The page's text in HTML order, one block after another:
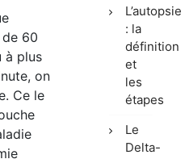
60
à plus
on
Ce le
L’autopsie
: la
définition
et
les
étapes
Le
Delta-